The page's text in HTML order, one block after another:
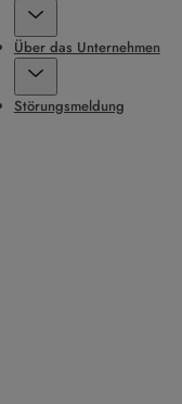
Über das Unternehmen
Störungsmeldung